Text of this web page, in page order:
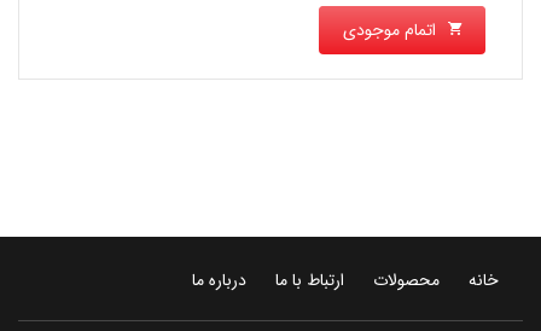
اتمام موجودی
خانه محصولات ارتباط با ما درباره ما